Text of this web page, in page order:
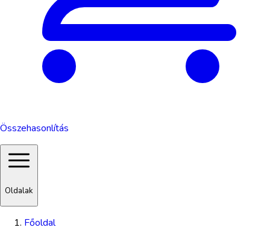
Összehasonlítás
Oldalak
Főoldal